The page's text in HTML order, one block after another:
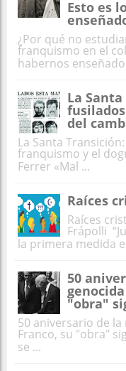
Esto es
¿Por qué no
franquismo en el
habernos
La
del
La Santa
franquismo y el
Ferrer «Mal ...
Raíces
Raíces
Frápolli
la primera medida
50
"obra"
50 aniversario de
Franco, su "obra"
se ...